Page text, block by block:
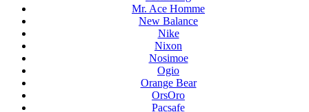
Mr. Ace Homme
New Balance
Nike
Nixon
Nosimoe
Ogio
Orange Bear
OrsOro
Pacsafe